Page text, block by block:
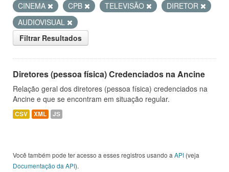
CINEMA
CPB TELEVISÃO
DIRETOR
AUDIOVISUAL
Filtrar Resultados
Diretores (pessoa física) Credenciados na Ancine
Relação geral dos diretores (pessoa física) credenciados na
Ancine e que se encontram em situação regular.
CSV XML JS
Você também pode ter acesso a esses registros usando a API (veja
Documentação da API).